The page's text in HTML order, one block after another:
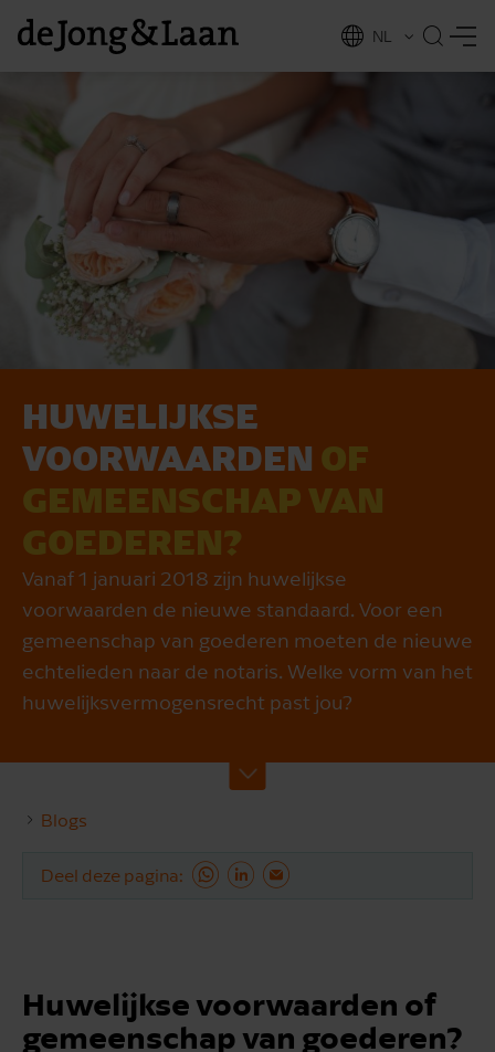
NL
EN
HUWELIJKSE
VOORWAARDEN OF
GEMEENSCHAP VAN
GOEDEREN?
Vanaf 1 januari 2018 zijn huwelijkse
voorwaarden de nieuwe standaard. Voor een
gemeenschap van goederen moeten de nieuwe
echtelieden naar de notaris. Welke vorm van het
huwelijksvermogensrecht past jou?
Blogs
Deel deze pagina
Huwelijkse voorwaarden of
gemeenschap van goederen?